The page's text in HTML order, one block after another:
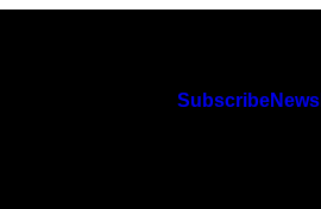
Subscribe